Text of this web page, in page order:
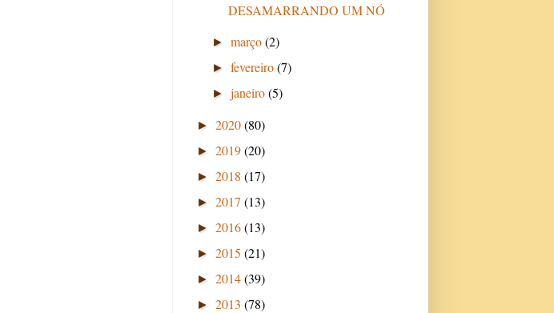
DESAMARRANDO UM NÓ
►março(2)
►fevereiro(7)
►janeiro(5)
► 2020(80)
► 2019(20)
► 2018 (17)
► 2017 (13)
► 2016(13)
► 2015 (21)
► 2014(39)
► 2013 (78)